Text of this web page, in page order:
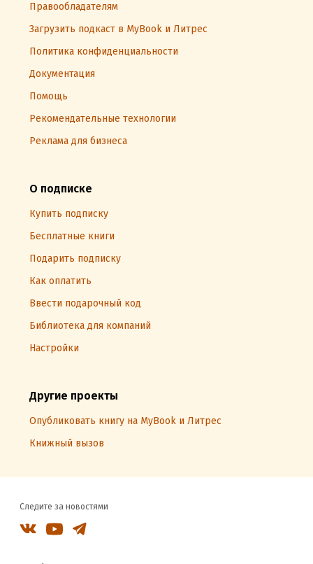
Правообладателям
Загрузить подкаст в MyBook и Литрес
Политика конфиденциальности
Документация
Помощь
Рекомендательные технологии
Реклама для бизнеса
О подписке
Купить подписку
Бесплатные книги
Подарить подписку
Как оплатить
Ввести подарочный код
Библиотека для компаний
Настройки
Другие проекты
Опубликовать книгу на MyBook и Литрес
Книжный вызов
Следите за новостями